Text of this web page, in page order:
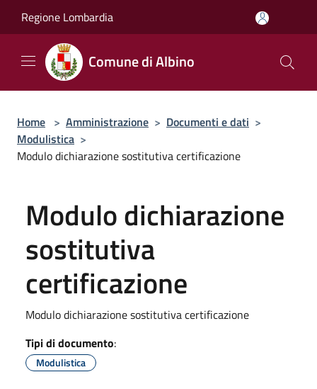
Regione Lombardia
Comune di Albino
Home > Amministrazione > Documenti e dati >
Modulistica >
Modulo dichiarazione sostitutiva certificazione
Modulo dichiarazione
sostitutiva
certificazione
Modulo dichiarazione sostitutiva certificazione
Tipi di documento:
Modulistica